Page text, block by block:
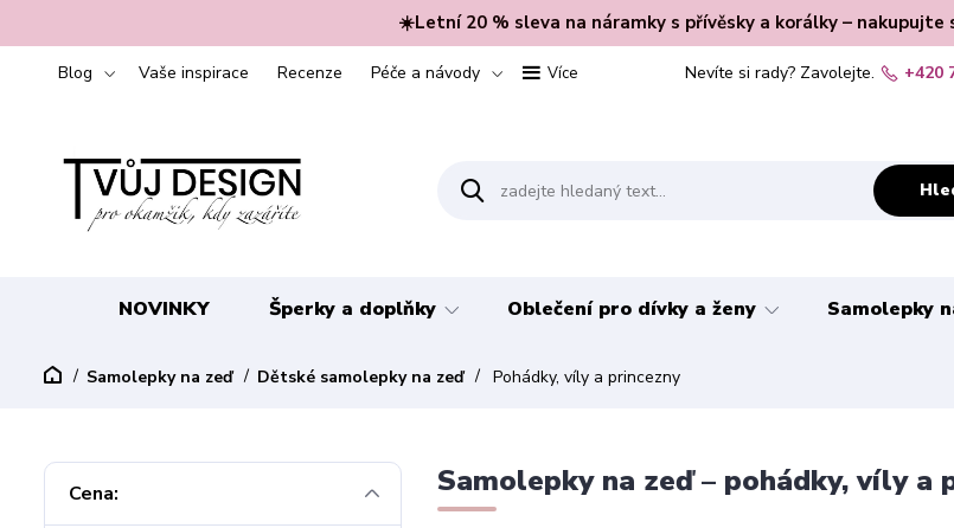
☀️Letní 20 % sleva na náramky s přívěsky a korálky –
Blog Vaše inspirace Recenze Péče a návody Více Nevíte si rady? Zavolejte. +420
NOVINKY Šperky a doplňky Oblečení pro dívky a ženy Samolepky
Samolepky na zeď Dětské samolepky na zeď Pohádky, víly a princezny
Samolepky na zeď – pohádky, víly a
Cena: